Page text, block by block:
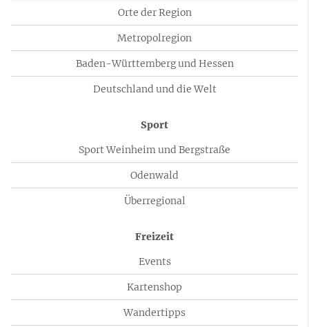
Orte der Region
Metropolregion
Baden-Württemberg und Hessen
Deutschland und die Welt
Sport
Sport Weinheim und Bergstraße
Odenwald
Überregional
Freizeit
Events
Kartenshop
Wandertipps